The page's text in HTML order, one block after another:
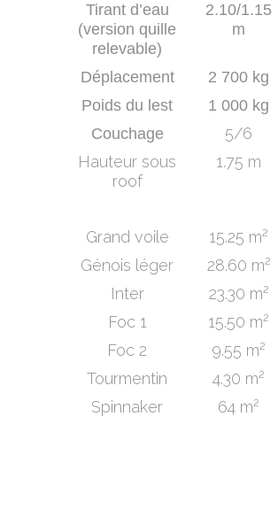
Tirant d’eau
(version quille
relevable)
2.10/1.15
m
Déplacement
2 700 kg
Poids du lest
1 000 kg
Couchage
5/6
Hauteur sous
roof
1.75 m
Grand voile
15.25 m²
Génois léger
28.60 m²
Inter
23.30 m²
Foc 1
15.50 m²
Foc 2
9.55 m²
Tourmentin
4.30 m²
Spinnaker
64 m²